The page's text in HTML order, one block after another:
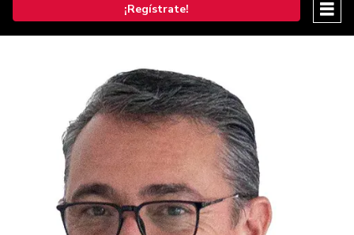
¡Regístrate!